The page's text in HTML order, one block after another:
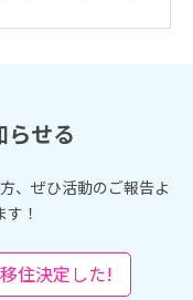
らせる
、ぜひ活動のご報告よ
！
移住決定した!